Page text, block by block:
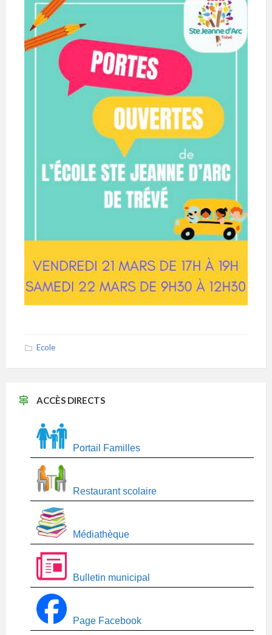
Ecole
ACCÈS DIRECTS
Portail Familles
Restaurant scolaire
Médiathèque
Bulletin municipal
Page Facebook